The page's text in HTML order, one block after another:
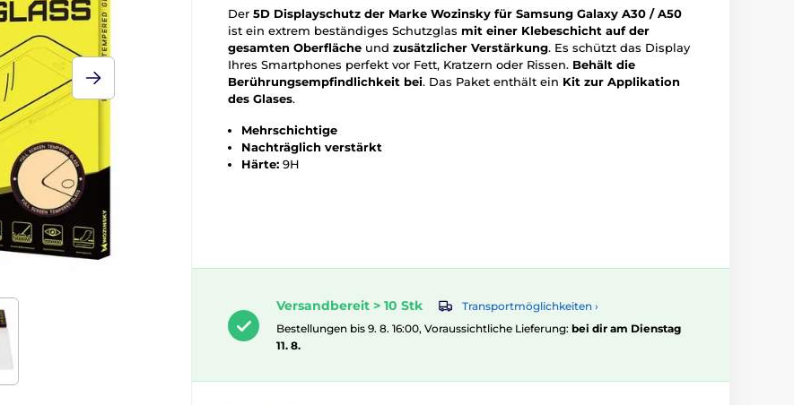
Der 5D Displayschutz der Marke Wozinsky für Samsung Galaxy A30 / A50
ist ein extrem beständiges Schutzglas mit einer Klebeschicht auf der
gesamten Oberfläche und zusätzlicher Verstärkung. Es schützt das Display
Ihres Smartphones perfekt vor Fett, Kratzern oder Rissen. Behält die
Berührungsempfindlichkeit bei. Das Paket enthält ein Kit zur Applikation
des Glases.
Mehrschichtige
Nachträglich verstärkt
Härte: 9H
Versandbereit > 10 Stk
Transportmöglichkeiten ›
Bestellungen bis 9. 8. 16:00, Voraussichtliche Lieferung: bei dir am Dienstag
11. 8.